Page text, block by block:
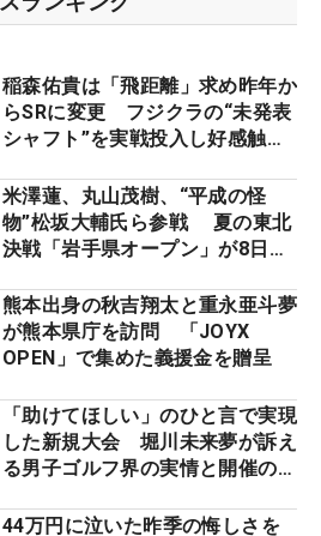
稲森佑貴は「飛距離」求め昨年か
らSRに変更 フジクラの“未発表
シャフト”を実戦投入し好感触
ーのヒトネタ！】
米澤蓮、丸山茂樹、“平成の怪
物”松坂大輔氏ら参戦 夏の東北
決戦「岩手県オープン」が8日開
熊本出身の秋吉翔太と重永亜斗夢
が熊本県庁を訪問 「JOYX
OPEN」で集めた義援金を贈呈
「助けてほしい」のひと言で実現
した新規大会 堀川未来夢が訴え
る男子ゴルフ界の実情と開催の舞
44万円に泣いた昨季の悔しさを